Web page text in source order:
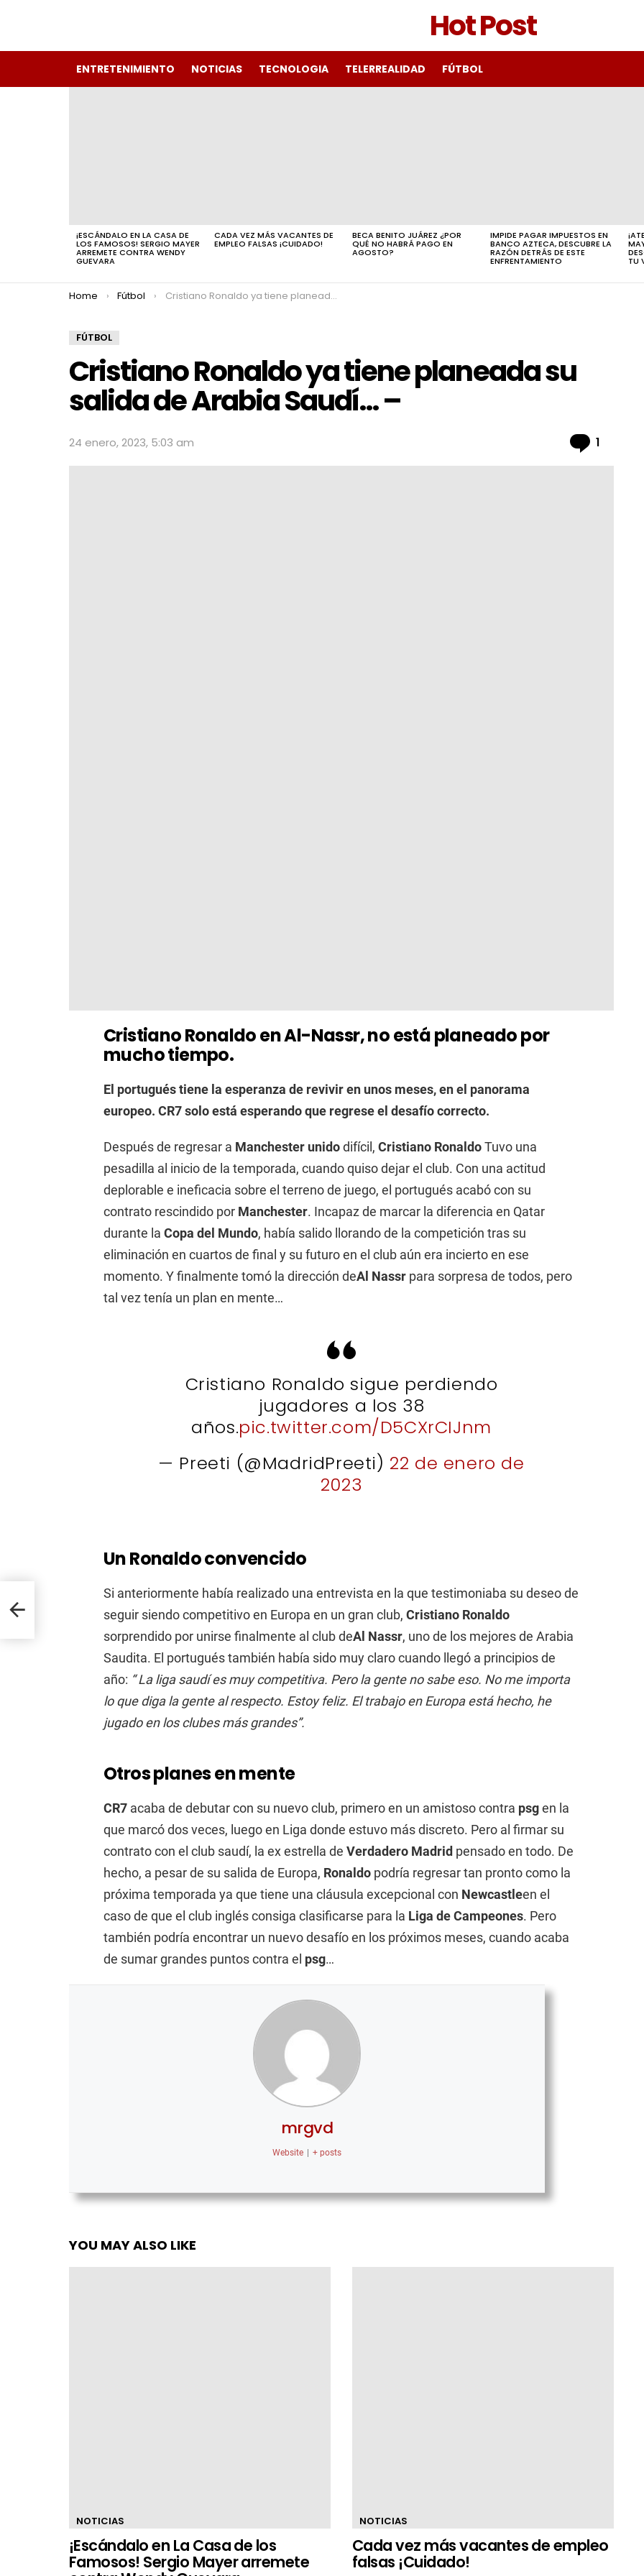
Hot Post
ENTRETENIMIENTO NOTICIAS TECNOLOGIA TELERREALIDAD FÚTBOL
¡ESCÁNDALO EN LA CASA DE
LOS FAMOSOS! SERGIO MAYER
ARREMETE CONTRA WENDY
GUEVARA
CADA VEZ MÁS VACANTES DE
EMPLEO FALSAS ¡CUIDADO!
BECA BENITO JUÁREZ ¿POR
QUÉ NO HABRÁ PAGO EN
AGOSTO?
IMPIDE PAGAR IMPUESTOS EN
BANCO AZTECA, DESCUBRE LA
RAZÓN DETRÁS DE ESTE
ENFRENTAMIENTO TU
You are here:
Home Fútbol Cristiano Ronaldo ya tiene planeada su salida de Arabia Saudí… –
FÚTBOL
Cristiano Ronaldo ya tiene planeada su
salida de Arabia Saudí… –
24 enero, 2023, 5:03 am 1
Cristiano Ronaldo en Al-Nassr, no está planeado por
mucho tiempo.
El portugués tiene la esperanza de revivir en unos meses, en el panorama
europeo. CR7 solo está esperando que regrese el desafío correcto.
Después de regresar a Manchester unidodifícil, Cristiano RonaldoTuvo una
pesadilla al inicio de la temporada, cuando quiso dejar el club. Con una actitud
deplorable e ineficacia sobre el terreno de juego, el portugués acabó con su
contrato rescindido por Manchester. Incapaz de marcar la diferencia en Qatar
durante la Copa del Mundo, había salido llorando de la competición tras su
eliminación en cuartos de final y su futuro en el club aún era incierto en ese
momento. Y finalmente tomó la dirección deAl Nassr para sorpresa de todos, pero
tal vez tenía un plan en mente…
Cristiano Ronaldo sigue perdiendo
jugadores a los 38
años.pic.twitter.com/D5CXrCIJnm
— Preeti (@MadridPreeti) 22 de enero de
2023
Un Ronaldo convencido
Si anteriormente había realizado una entrevista en la que testimoniaba su deseo de
seguir siendo competitivo en Europa en un gran club, Cristiano Ronaldo
sorprendido por unirse finalmente al club deAl Nassr, uno de los mejores de Arabia
Saudita. El portugués también había sido muy claro cuando llegó a principios de
año: “ La liga saudí es muy competitiva. Pero la gente no sabe eso. No me importa
lo que diga la gente al respecto. Estoy feliz. El trabajo en Europa está hecho, he
jugado en los clubes más grandes”.
Otros planes en mente
CR7 acaba de debutar con su nuevo club, primero en un amistoso contra psgen la
que marcó dos veces, luego en Liga donde estuvo más discreto. Pero al firmar su
contrato con el club saudí, la ex estrella de Verdadero Madrid pensado en todo. De
hecho, a pesar de su salida de Europa, Ronaldo podría regresar tan pronto como la
próxima temporada ya que tiene una cláusula excepcional con Newcastleen el
caso de que el club inglés consiga clasificarse para la Liga de Campeones. Pero
también podría encontrar un nuevo desafío en los próximos meses, cuando acaba
de sumar grandes puntos contra el psg…
mrgvd
Website | + posts
YOU MAY ALSO LIKE
NOTICIAS
¡Escándalo en La Casa de los
Famosos! Sergio Mayer arremete
NOTICIAS
Cada vez más vacantes de empleo
falsas ¡Cuidado!